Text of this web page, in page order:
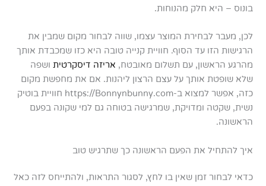
בונוס – היא חלק מהנוחות.
לכן, מעבר לבחירת המוצר עצמו, שווה לבחור מקום שמבין את
הרגישות הזו עד הסוף. חוויית קנייה טובה היא כזו שמכבדת אותך
מהרגע הראשון, עם תשלום מאובטח, אריזה דיסקרטית ושפה
שלא שופטת אותך על עצם הרצון ליהנות. אם את מחפשת מקום
כזה, אפשר למצוא ב-https://Bonnynbunny.com חוויית בוטיק
נשית, שקטה ומדויקת, שמרגישה בטוחה גם למי שקונה בפעם
הראשונה.
איך להתחיל את הפעם הראשונה כך שתרגיש טוב
כדאי לבחור זמן שאין בו לחץ, לסגור התראות, ולהתייחס לזה כאל